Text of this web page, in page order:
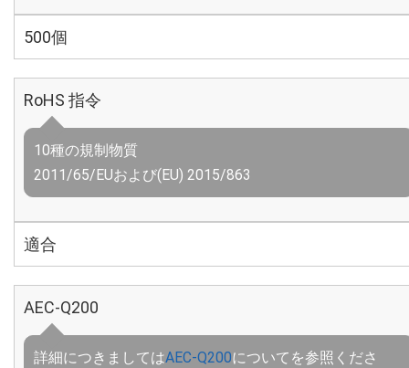
500個
RoHS 指令
10種の規制物質
2011/65/EUおよび(EU) 2015/863
適合
AEC-Q200
詳細につきましてはAEC-Q200についてを参照くださ